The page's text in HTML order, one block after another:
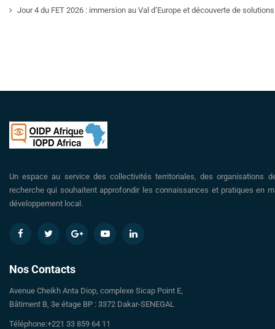
Jour 4 du FET 2026 : immersion au Val d’Europe et découverte de
Un espace au service des collectivités territoriales, des organisations
recherche qui souhaitent approfondir les connaissances et pratiques en
développement local.
Nos Contacts
Avenue Cheikh Anta Diop, complexe Sicap Point E,
Bâtiment B, 3e étage BP : 3372 Dakar-SENEGAL
Téléphone:+221 33 859 64 11